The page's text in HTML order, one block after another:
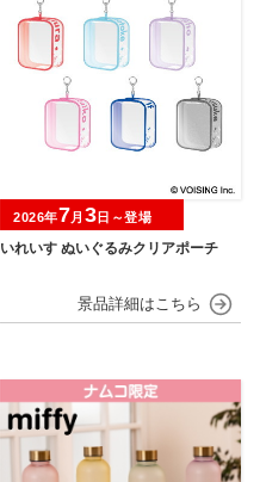
いれいす ぬいぐるみクリアポーチ
2026年7月 3日～登場